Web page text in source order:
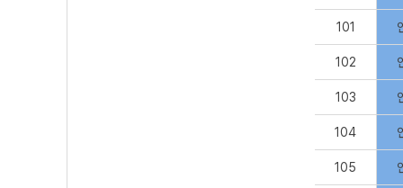
101
102
103
104
105